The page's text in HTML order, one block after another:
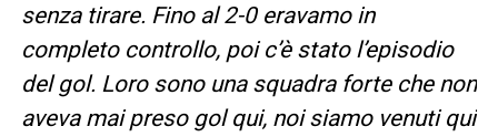
senza tirare. Fino al 2-0 eravamo in
completo controllo, poi c’è stato l’episodio
del gol. Loro sono una squadra forte che non
aveva mai preso gol qui, noi siamo venuti qui